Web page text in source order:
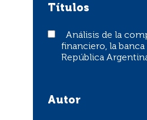
Títulos
Análisis de la
Análisis de la
financiero, la
República
Autor